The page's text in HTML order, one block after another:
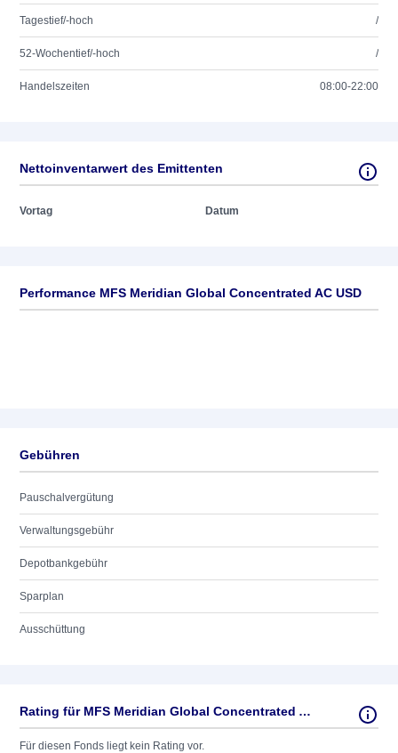
Tagestief/-hoch /
52-Wochentief/-hoch /
Handelszeiten 08:00-22:00
Nettoinventarwert des Emittenten
Vortag Datum
Performance MFS Meridian Global Concentrated AC USD
Gebühren
Pauschalvergütung
Verwaltungsgebühr
Depotbankgebühr
Sparplan
Ausschüttung
Rating für MFS Meridian Global Concentrated AC USD
Für diesen Fonds liegt kein Rating vor.